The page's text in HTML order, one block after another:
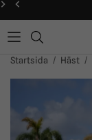
Startsida / Häst /